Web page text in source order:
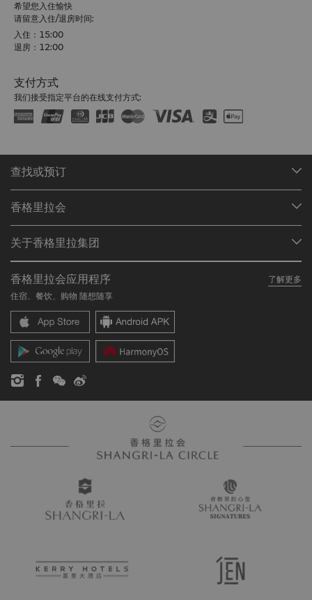
希望您入住愉快
请留意入住/退房时间:
入住：15:00
退房：12:00
支付方式
我们接受指定平台的在线支付方式:
查找或预订
查找预订
餐厅与酒吧
香格里拉会
加入香格里拉会
常见问题
联络我们
关于香格里拉集团
我们的酒店品牌
香格里拉中心
香格里拉公寓
联系方式
职业发展
企业社会责任
新闻稿
香格里拉会应用程序
了解更多
住宿、餐饮、购物 随想随享